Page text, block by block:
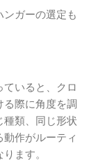
ガーの選定も
いると、クロ
る際に角度を調
種類、同じ形状
作がルーティ
ます。